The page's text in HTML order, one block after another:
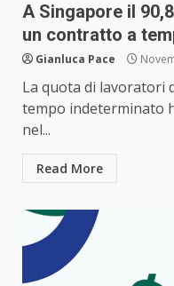
A Singapore il
un contratto a
Gianluca Pace
La quota di lavoratori
tempo indeterminato
nel...
Read More